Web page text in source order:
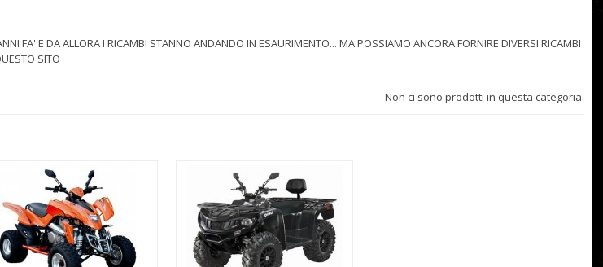
FA' E DA ALLORA I RICAMBI STANNO ANDANDO IN ESAURIMENTO... MA POSSIAMO ANCORA FORNIRE DIVERSI RICAMBI
SITO
Non ci sono prodotti in questa categoria.